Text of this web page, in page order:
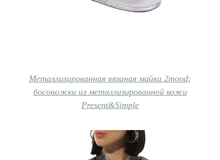
Металлизированная вязаная майка 2mood;
босоножки из металлизированной кожи
Present&Simple